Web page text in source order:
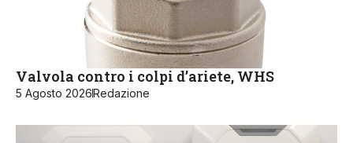
Valvola contro i colpi d’ariete, WHS
5 Agosto 2026Redazione